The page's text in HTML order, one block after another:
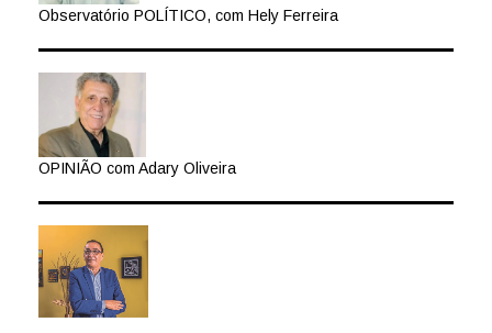
Observatório POLÍTICO, com Hely Ferreira
OPINIÃO com Adary Oliveira